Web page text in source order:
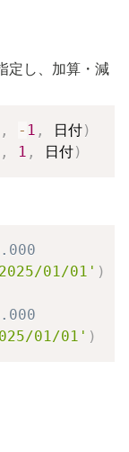
定し、加算・減
, - 1 , 日付)
, 1 , 日付)
01/01' )
01/01' )